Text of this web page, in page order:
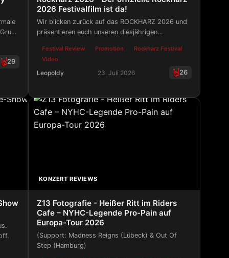
vom W:O:A!
29
2026 Festivalfilm ist da!
Wir blicken zurück auf das ROCKHARZ 2026 und
präsentieren euch unseren diesjährigen
Festival Review Promotion
Rockharz Festival
Video
Leopoldy 23. Juli 2026 26
Rockharz 2026 - Der offizielle Rockharz 2026
KONZERT REVIEWS
Z13 Fotografie - Heißer Ritt im Riders
Cafe – NYHC-Legende Pro-Pain auf
Europa-Tour 2026
(Support: Madness Reigns (Lübeck) & Out Of
Step (Hamburg)